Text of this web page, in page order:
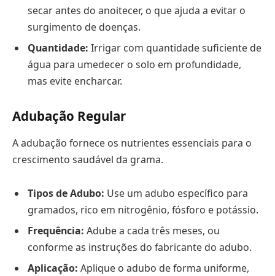
secar antes do anoitecer, o que ajuda a evitar o
surgimento de doenças.
Quantidade: Irrigar com quantidade suficiente de
água para umedecer o solo em profundidade,
mas evite encharcar.
Adubação Regular
A adubação fornece os nutrientes essenciais para o
crescimento saudável da grama.
Tipos de Adubo: Use um adubo específico para
gramados, rico em nitrogênio, fósforo e potássio.
Frequência: Adube a cada três meses, ou
conforme as instruções do fabricante do adubo.
Aplicação: Aplique o adubo de forma uniforme,